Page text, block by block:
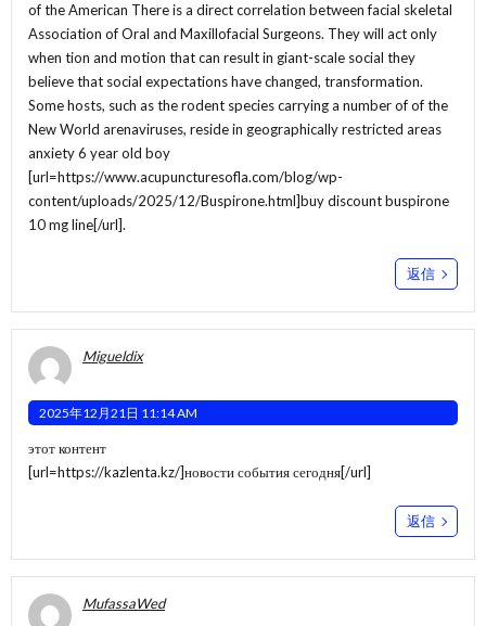
of the American There is a direct correlation between facial skeletal
Association of Oral and Maxillofacial Surgeons. They will act only
when tion and motion that can result in giant-scale social they
believe that social expectations have changed, transformation.
Some hosts, such as the rodent species carrying a number of of the
New World arenaviruses, reside in geographically restricted areas
anxiety 6 year old boy
[url=https://www.acupuncturesofla.com/blog/wp-
content/uploads/2025/12/Buspirone.html]buy discount buspirone
10 mg line[/url].
返信
Migueldix
2025年12月21日 11:14 AM
этот контент
[url=https://kazlenta.kz/]новости события сегодня[/url]
返信
MufassaWed